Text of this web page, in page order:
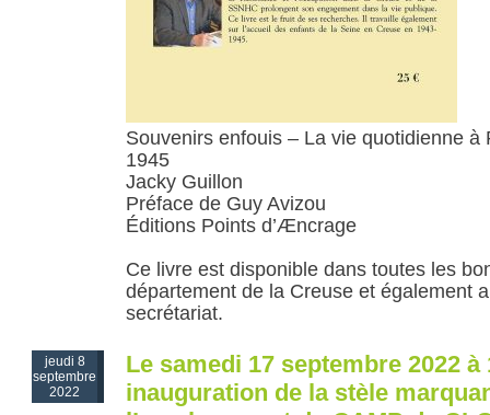
Souvenirs enfouis – La vie quotidienne à
1945
Jacky Guillon
Préface de Guy Avizou
Éditions Points d’Æncrage
Ce livre est disponible dans toutes les
département de la Creuse et également
secrétariat.
jeudi 8
septembre
2022
Le samedi 17 septembre 2022 à
inauguration de la stèle